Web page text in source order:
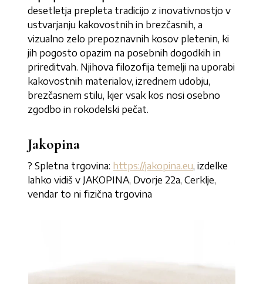
desetletja prepleta tradicijo z inovativnostjo v
ustvarjanju kakovostnih in brezčasnih, a
vizualno zelo prepoznavnih kosov pletenin, ki
jih pogosto opazim na posebnih dogodkih in
prireditvah. Njihova filozofija temelji na uporabi
kakovostnih materialov, izrednem udobju,
brezčasnem stilu, kjer vsak kos nosi osebno
zgodbo in rokodelski pečat.
Jakopina
? Spletna trgovina: https://jakopina.eu, izdelke
lahko vidiš v JAKOPINA, Dvorje 22a, Cerklje,
vendar to ni fizična trgovina